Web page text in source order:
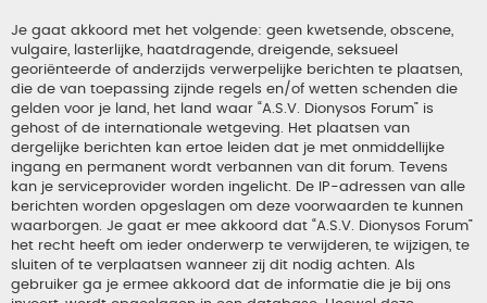
Je gaat akkoord met het volgende: geen kwetsende, obscene,
vulgaire, lasterlijke, haatdragende, dreigende, seksueel
georiënteerde of anderzijds verwerpelijke berichten te plaatsen,
die de van toepassing zijnde regels en/of wetten schenden die
gelden voor je land, het land waar “A.S.V. Dionysos Forum” is
gehost of de internationale wetgeving. Het plaatsen van
dergelijke berichten kan ertoe leiden dat je met onmiddellijke
ingang en permanent wordt verbannen van dit forum. Tevens
kan je serviceprovider worden ingelicht. De IP-adressen van alle
berichten worden opgeslagen om deze voorwaarden te kunnen
waarborgen. Je gaat er mee akkoord dat “A.S.V. Dionysos Forum”
het recht heeft om ieder onderwerp te verwijderen, te wijzigen, te
sluiten of te verplaatsen wanneer zij dit nodig achten. Als
gebruiker ga je ermee akkoord dat de informatie die je bij ons